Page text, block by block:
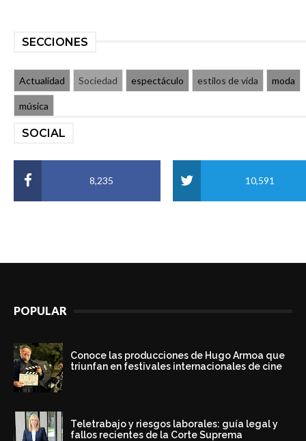
SECCIONES
Actualidad Sociedad espectáculo estilos de vida moda
música
SOCIAL
8,235 10,591
POPULAR
Conoce las producciones de Hugo Armoa que
triunfan en festivales internacionales de cine
Teletrabajo y riesgos laborales: guía legal y
fallos recientes de la Corte Suprema